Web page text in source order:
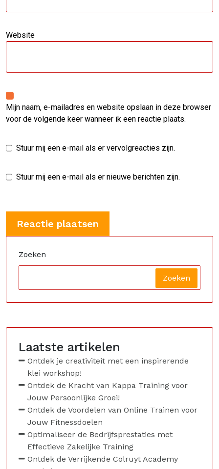
Website
Mijn naam, e-mailadres en website opslaan in deze browser
voor de volgende keer wanneer ik een reactie plaats.
Stuur mij een e-mail als er vervolgreacties zijn.
Stuur mij een e-mail als er nieuwe berichten zijn.
Zoeken
Zoeken
Laatste artikelen
Ontdek je creativiteit met een inspirerende
klei workshop!
Ontdek de Kracht van Kappa Training voor
Jouw Persoonlijke Groei!
Ontdek de Voordelen van Online Trainen voor
Jouw Fitnessdoelen
Optimaliseer de Bedrijfsprestaties met
Effectieve Zakelijke Training
Ontdek de Verrijkende Colruyt Academy